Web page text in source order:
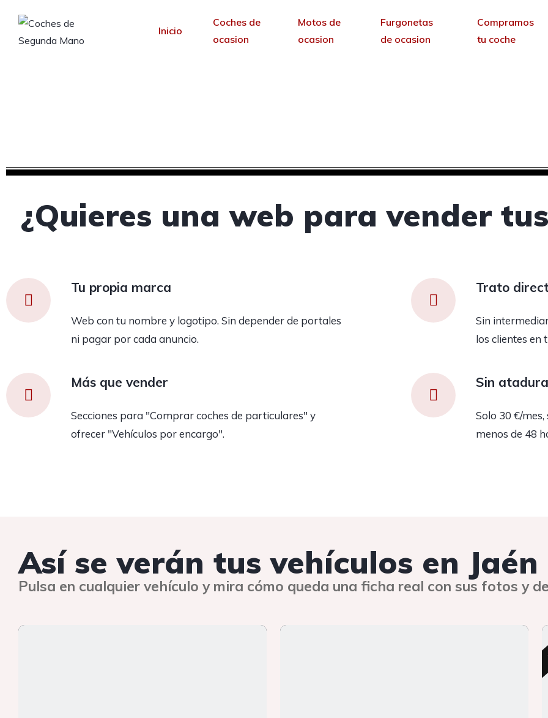
Inicio
Coches de
ocasion
Motos de
ocasion
Furgonetas
de ocasion
Compramos
tu coche
¿Quieres una web para vender
Tu propia marca
Web con tu nombre y logotipo. Sin depender de portales
ni pagar por cada anuncio.
Trato
Sin
los clientes en
Más que vender
Secciones para "Comprar coches de particulares" y
ofrecer "Vehículos por encargo".
Sin
Solo 30 €/
menos de 48
Así se verán tus vehículos en Jaén
Pulsa en cualquier vehículo y mira cómo queda una ficha real con sus fotos y